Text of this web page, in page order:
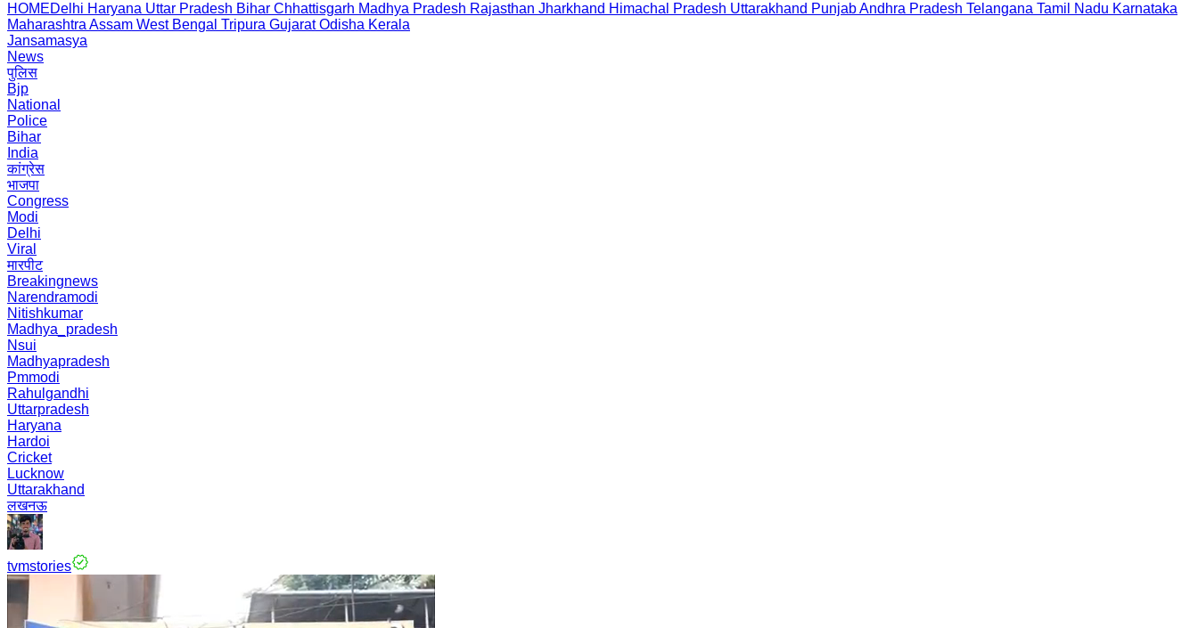
HOMEDelhi Haryana Uttar Pradesh Bihar Chhattisgarh Madhya Pradesh Rajasthan Jharkhand Himachal Pradesh Uttarakhand PunjabAndhra Pradesh Telangana Tamil Nadu Karnataka
Maharashtra Assam West Bengal Tripura Gujarat Odisha Kerala
Jansamasya
News
पुलिस
Bjp
National
Police
Bihar
India
कांग्रेस
भाजपा
Congress
Modi
Delhi
Viral
मारपीट
Breakingnews
Narendramodi
Nitishkumar
Madhya_pradesh
Nsui
Madhyapradesh
Pmmodi
Rahulgandhi
Uttarpradesh
Haryana
Hardoi
Cricket
Lucknow
Uttarakhand
लखनऊ
tvmstories